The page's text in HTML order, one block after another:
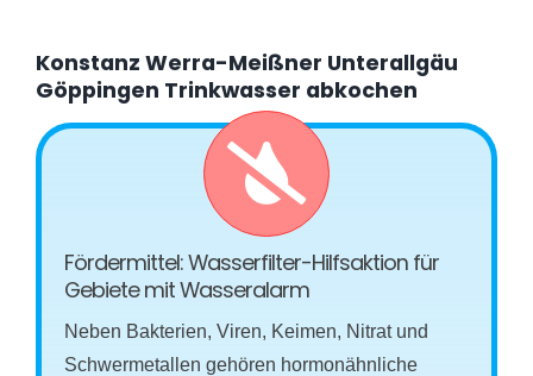
Konstanz Werra-Meißner Unterallgäu
Göppingen Trinkwasser abkochen
Fördermittel: Wasserfilter-Hilfsaktion für
Gebiete mit Wasseralarm
Neben Bakterien, Viren, Keimen, Nitrat und
Schwermetallen gehören hormonähnliche